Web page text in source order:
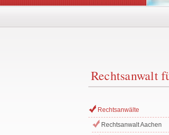
Rechtsanwalt
Rechtsanwälte
Rechtsanwalt Aachen